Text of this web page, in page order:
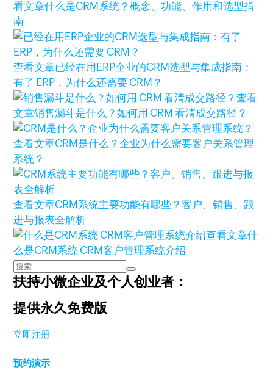
看文章什么是CRM系统？概念、功能、作用和选型指
南
查看文章已经在用ERP企业的CRM选型与集成指南：
有了 ERP，为什么还需要 CRM？
查看
文章销售漏斗是什么？如何用 CRM 看清成交路径？
查看文章CRM是什么？企业为什么需要客户关系管理
系统？
查看文章CRM系统主要功能有哪些？客户、销售、跟
进与报表全解析
查看文章什
么是CRM系统 CRM客户管理系统介绍
扶持小微企业及个人创业者：
提供永久免费版
立即注册
预约演示